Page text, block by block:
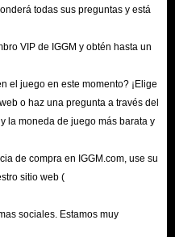
comprar objetos específicos en
más popular de AoC,
aventura con ventaja. ¡Compra lo
todas sus preguntas y está
VIP de IGGM y obtén hasta un
el juego en este momento? ¡Elige
o haz una pregunta a través del
la moneda de juego más barata y
de compra en IGGM.com, use su
sitio web (
sociales. Estamos muy